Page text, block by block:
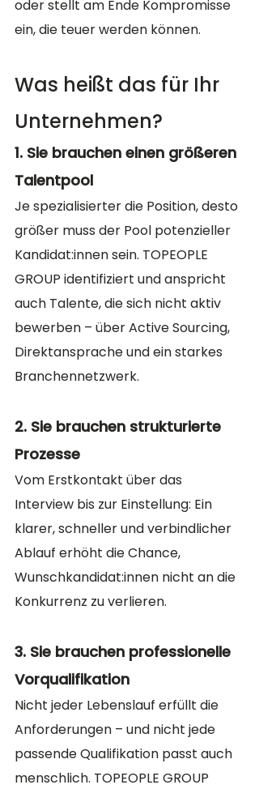
oder stellt am Ende Kompromisse
ein, die teuer werden können.
Was heißt das für Ihr
Unternehmen?
1. Sie brauchen einen größeren
Talentpool
Je spezialisierter die Position, desto
größer muss der Pool potenzieller
Kandidat:innen sein. TOPEOPLE
GROUP identifiziert und anspricht
auch Talente, die sich nicht aktiv
bewerben – über Active Sourcing,
Direktansprache und ein starkes
Branchennetzwerk.
2. Sie brauchen strukturierte
Prozesse
Vom Erstkontakt über das
Interview bis zur Einstellung: Ein
klarer, schneller und verbindlicher
Ablauf erhöht die Chance,
Wunschkandidat:innen nicht an die
Konkurrenz zu verlieren.
3. Sie brauchen professionelle
Vorqualifikation
Nicht jeder Lebenslauf erfüllt die
Anforderungen – und nicht jede
passende Qualifikation passt auch
menschlich. TOPEOPLE GROUP